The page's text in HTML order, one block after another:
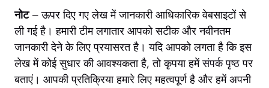
नोट– ऊपर दिए गए लेख में जानकारी आधिकारिक वेबसाइटों से
ली गई है। हमारी टीम लगातार आपको सटीक और नवीनतम
जानकारी देने के लिए प्रयासरत है। यदि आपको लगता है कि इस
लेख में कोई सुधार की आवश्यकता है, तो कृपया हमेंसंपर्क पृष्ठपर
बताएं। आपकी प्रतिक्रिया हमारे लिए महत्वपूर्ण है और हमें अपनी